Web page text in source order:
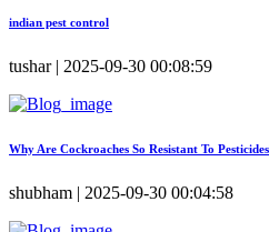
indian pest control
tushar | 2025-09-30 00:08:59
Why Are Cockroaches So Resistant To
shubham | 2025-09-30 00:04:58